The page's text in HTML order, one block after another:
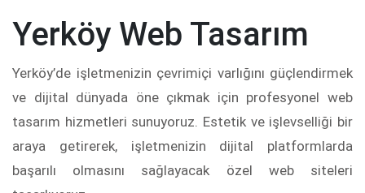
Yerköy Web Tasarım
Yerköy’de işletmenizin çevrimiçi varlığını güçlendirmek
ve dijital dünyada öne çıkmak için profesyonel web
tasarım hizmetleri sunuyoruz. Estetik ve işlevselliği bir
araya getirerek, işletmenizin dijital platformlarda
başarılı olmasını sağlayacak özel web siteleri